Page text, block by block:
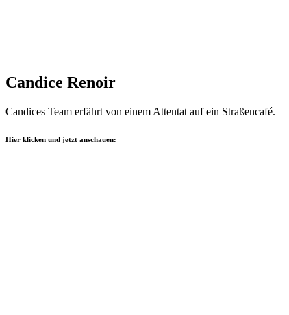
Candice Renoir
Candices Team erfährt von einem Attentat auf ein Straßencafé.
Hier klicken und jetzt anschauen: